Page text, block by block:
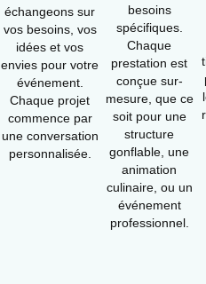
échangeons sur
vos besoins, vos
idées et vos
envies pour votre
événement.
Chaque projet
commence par
une conversation
personnalisée.
besoins
spécifiques.
Chaque
prestation est
conçue sur-
mesure, que ce
soit pour une
structure
gonflable, une
animation
culinaire, ou un
événement
professionnel.